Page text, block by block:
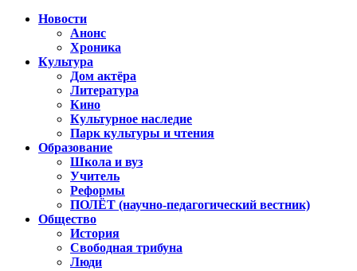
Новости
Анонс
Хроника
Культура
Дом актёра
Литература
Кино
Культурное наследие
Парк культуры и чтения
Образование
Школа и вуз
Учитель
Реформы
ПОЛЁТ (научно-педагогический вестник)
Общество
История
Свободная трибуна
Люди